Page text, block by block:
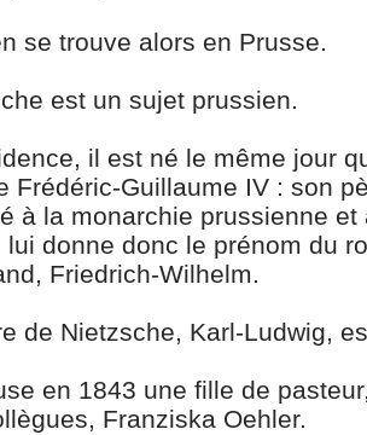
se trouve alors en Prusse.
est un sujet prussien.
il est né le même jour
Frédéric-Guillaume IV : son
à la monarchie prussienne et
lui donne donc le prénom du
Friedrich-Wilhelm.
de Nietzsche, Karl-Ludwig,
en 1843 une fille de
Franziska Oehler.